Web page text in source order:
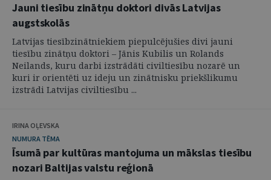
Jauni tiesību zinātņu doktori divās Latvijas
augstskolās
Latvijas tiesībzinātniekiem piepulcējušies divi jauni
tiesību zinātņu doktori – Jānis Kubilis un Rolands
Neilands, kuru darbi izstrādāti civiltiesību nozarē un
kuri ir orientēti uz ideju un zinātnisku priekšlikumu
izstrādi Latvijas civiltiesību ...
IRINA OĻEVSKA
NUMURA TĒMA
Īsumā par kultūras mantojuma un mākslas tiesību
nozari Baltijas valstu reģionā